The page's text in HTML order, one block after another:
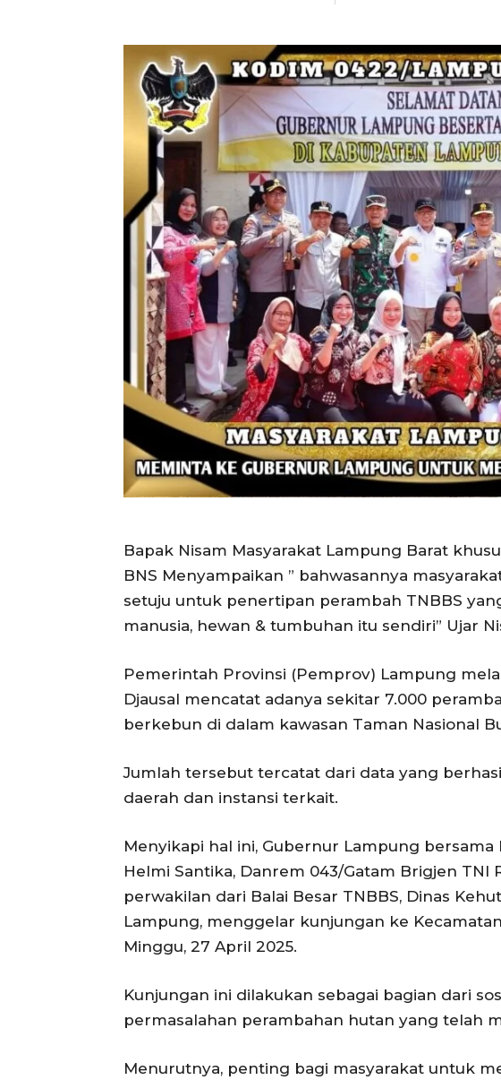
Bapak Nisam Masyarakat Lampung Barat
BNS Menyampaikan ” bahwasannya
setuju untuk penertipan perambah TNBBS
manusia, hewan & tumbuhan itu sendiri” Ujar
Pemerintah Provinsi (Pemprov) Lampung
Djausal mencatat adanya sekitar 7.000
berkebun di dalam kawasan Taman Nasional
Jumlah tersebut tercatat dari data yang
daerah dan instansi terkait.
Menyikapi hal ini, Gubernur Lampung
Helmi Santika, Danrem 043/Gatam Brigjen TNI
perwakilan dari Balai Besar TNBBS, Dinas
Lampung, menggelar kunjungan ke
Minggu, 27 April 2025.
Kunjungan ini dilakukan sebagai bagian dari
permasalahan perambahan hutan yang telah
Menurutnya, penting bagi masyarakat untuk